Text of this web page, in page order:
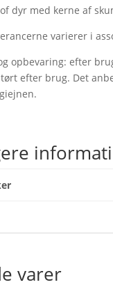
dyr med kerne af
varierer i
opbevaring: efter
efter brug. Det
varer